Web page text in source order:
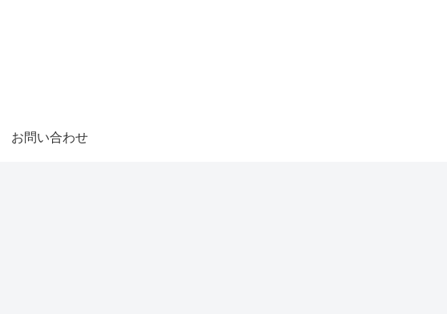
お問い合わせ